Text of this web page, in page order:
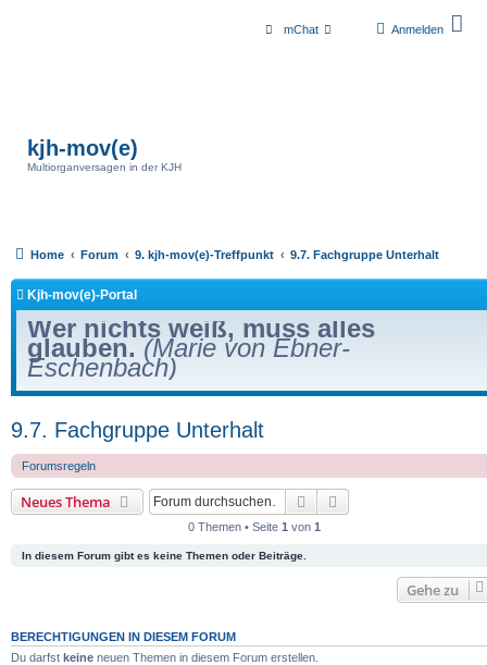
Anmelden
mChat
kjh-mov(e)
Multiorganversagen in der KJH
Home Forum 9. kjh-mov(e)-Treffpunkt 9.7. Fachgruppe Unterhalt
Kjh-mov(e)-Portal
Wer nichts weiß, muss alles
glauben. (Marie von Ebner-
Eschenbach)
9.7. Fachgruppe Unterhalt
Forumsregeln
Neues Thema Suche
0 Themen • Seite 1 von 1
In diesem Forum gibt es keine Themen oder Beiträge.
Gehe zu
BERECHTIGUNGEN IN DIESEM FORUM
Du darfst keine neuen Themen in diesem Forum erstellen.